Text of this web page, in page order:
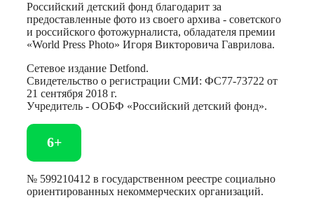
Российский детский фонд благодарит за
предоставленные фото из своего архива - советского
и российского фотожурналиста, обладателя премии
«World Press Photo» Игоря Викторовича Гаврилова.
Сетевое издание Detfond.
Свидетельство о регистрации СМИ: ФС77-73722 от
21 сентября 2018 г.
Учредитель - ООБФ «Российский детский фонд».
6+
№ 599210412 в государственном реестре социально
ориентированных некоммерческих организаций.